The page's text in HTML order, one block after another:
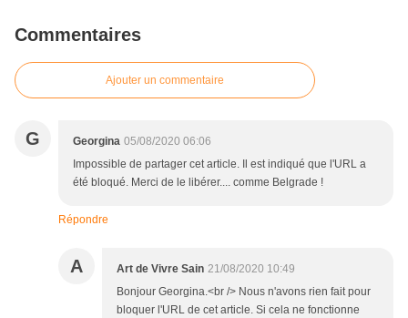
Commentaires
Ajouter un commentaire
G Georgina 05/08/2020 06:06
Impossible de partager cet article. Il est indiqué que l'URL a
été bloqué. Merci de le libérer.... comme Belgrade !
Répondre
A Art de Vivre Sain 21/08/2020 10:49
Bonjour Georgina.<br /> Nous n'avons rien fait pour
bloquer l'URL de cet article. Si cela ne fonctionne